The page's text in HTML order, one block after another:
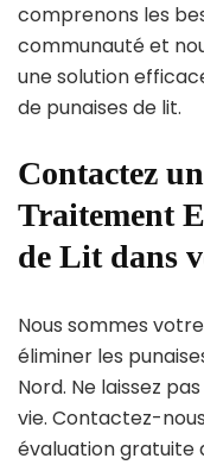
comprenons les
communauté et
une solution
de punaises de lit.
Contactez
Traitement
de Lit dans
Nous sommes
éliminer les
Nord. Ne laissez
vie. Contactez-
évaluation gratuite